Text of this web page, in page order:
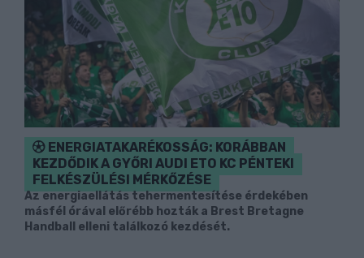
ENERGIATAKARÉKOSSÁG: KORÁBBAN
KEZDŐDIK A GYŐRI AUDI ETO KC PÉNTEKI
FELKÉSZÜLÉSI MÉRKŐZÉSE
Az energiaellátás tehermentesítése érdekében
másfél órával előrébb hozták a Brest Bretagne
Handball elleni találkozó kezdését.